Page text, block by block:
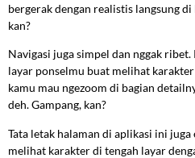
bergerak dengan realistis langsung
kan?
Navigasi juga simpel dan nggak ribet.
layar ponselmu buat melihat
kamu mau ngezoom di bagian
deh. Gampang, kan?
Tata letak halaman di aplikasi ini
melihat karakter di tengah layar